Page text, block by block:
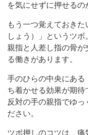
を気にせずに押せるの
もう一つ覚えておき
しょう）」というツボ
親指と人差し指の骨が
る働きがあります。
手のひらの中央にあ
ち着かせる効果が期待
反対の手の親指でゆっ
ださい。
ツボ押しのコツは、痛